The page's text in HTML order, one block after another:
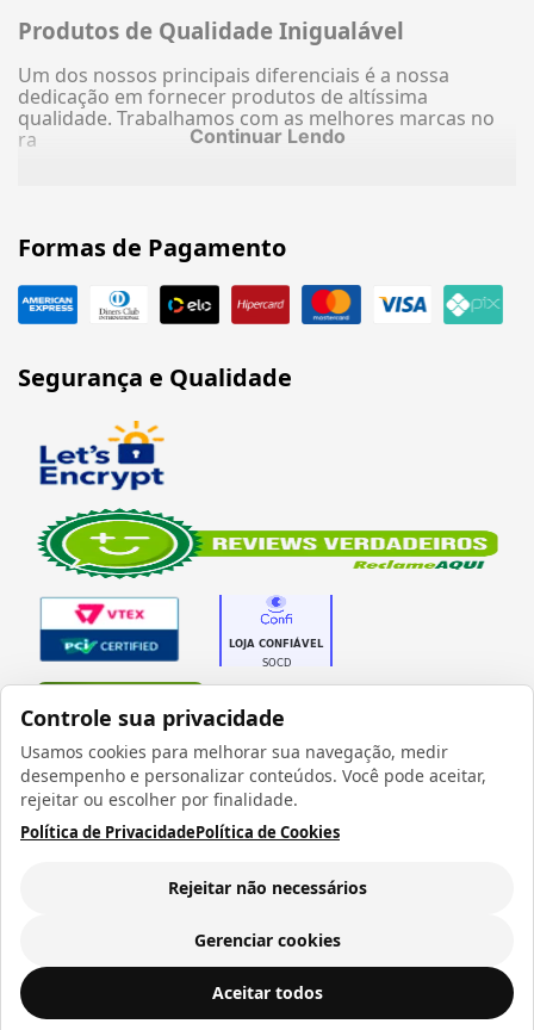
Controle sua privacidade
Usamos cookies para melhorar sua navegação, medir
desempenho e personalizar conteúdos. Você pode aceitar,
rejeitar ou escolher por finalidade.
Política de PrivacidadePolítica de Cookies
Rejeitar não necessários
Gerenciar cookies
Aceitar todos
Garrafa Térmica para Sublimação em Aço Inox Dourada Fosca com Parede Dupla - 500ml
R$ 68,40
Produtos de Qualidade Inigualável
Um dos nossos principais diferenciais é a nossa
dedicação em fornecer produtos de altíssima
qualidade. Trabalhamos com as melhores marcas no
ra
Continuar Lendo
Formas de Pagamento
Segurança e Qualidade
Todos os direitos reservados 1999 - 2026 | CRIDON
Rua Bresser, 736 - Brás - São Paulo/SP - socd@socd.com.br